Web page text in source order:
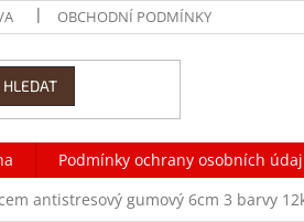
OBCHODNÍ PODMÍNKY
HLEDAT
Podmínky ochrany osobních
antistresový gumový 6cm 3 barvy